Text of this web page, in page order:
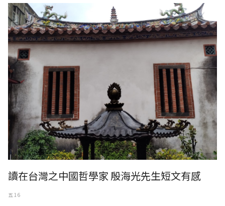
台灣國家三級古蹟：新北市新莊武聖廟
讀在台灣之中國哲學家 殷海光先生短文有感
五 16